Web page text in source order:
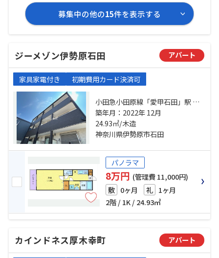
募集中の他の15件を表示する
ジーメゾン伊勢原石田 アパート
家具家電付き 初期費用カード決済可
小田急小田原線「愛甲石田」駅 徒
歩9分 小田急小田原線「伊勢原」
駅 バス13分 道了尊入口 停歩1分 東
海道本線「平塚」駅 バス45分 愛甲
築年月：2022年 12月
24.93㎡/木造
神奈川県伊勢原市石田
パノラマ
8万円 (管理費 11,000円)
敷 0ヶ月 礼 1ヶ月
2階 / 1K / 24.93㎡
カインドネス厚木幸町 アパート